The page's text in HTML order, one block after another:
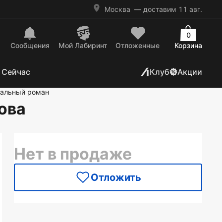
Москва — доставим 11 авг.
Сообщения Mой Лабиринт Отложенные Корзина
0
Клуб Акции
роман
Нет в продаже
Отложить